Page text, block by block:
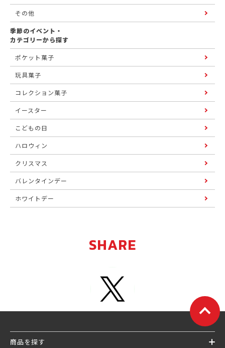
その他
季節のイベント・
カテゴリーから探す
ポケット菓子
玩具菓子
コレクション菓子
イースター
こどもの日
ハロウィン
クリスマス
バレンタインデー
ホワイトデー
SHARE
商品を探す